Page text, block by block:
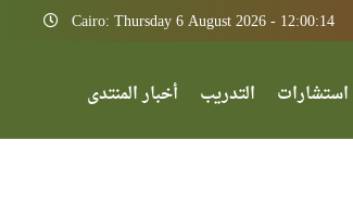
Cairo: Thursday 6 August 2026 - 12:00:14
استشارات التدريب أخبار المنتدى